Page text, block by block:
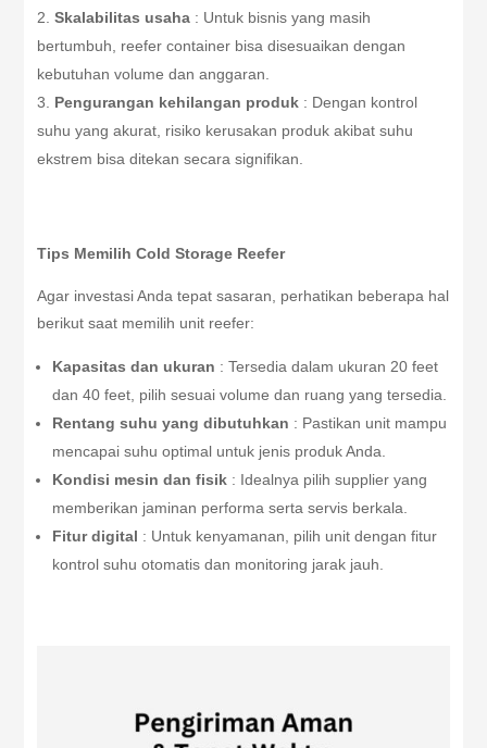
Skalabilitas usaha : Untuk bisnis yang masih
bertumbuh, reefer container bisa disesuaikan dengan
kebutuhan volume dan anggaran.
Pengurangan kehilangan produk : Dengan kontrol
suhu yang akurat, risiko kerusakan produk akibat suhu
ekstrem bisa ditekan secara signifikan.
Tips Memilih Cold Storage Reefer
Agar investasi Anda tepat sasaran, perhatikan beberapa hal
berikut saat memilih unit reefer:
Kapasitas dan ukuran : Tersedia dalam ukuran 20 feet
dan 40 feet, pilih sesuai volume dan ruang yang tersedia.
Rentang suhu yang dibutuhkan : Pastikan unit mampu
mencapai suhu optimal untuk jenis produk Anda.
Kondisi mesin dan fisik : Idealnya pilih supplier yang
memberikan jaminan performa serta servis berkala.
Fitur digital : Untuk kenyamanan, pilih unit dengan fitur
kontrol suhu otomatis dan monitoring jarak jauh.